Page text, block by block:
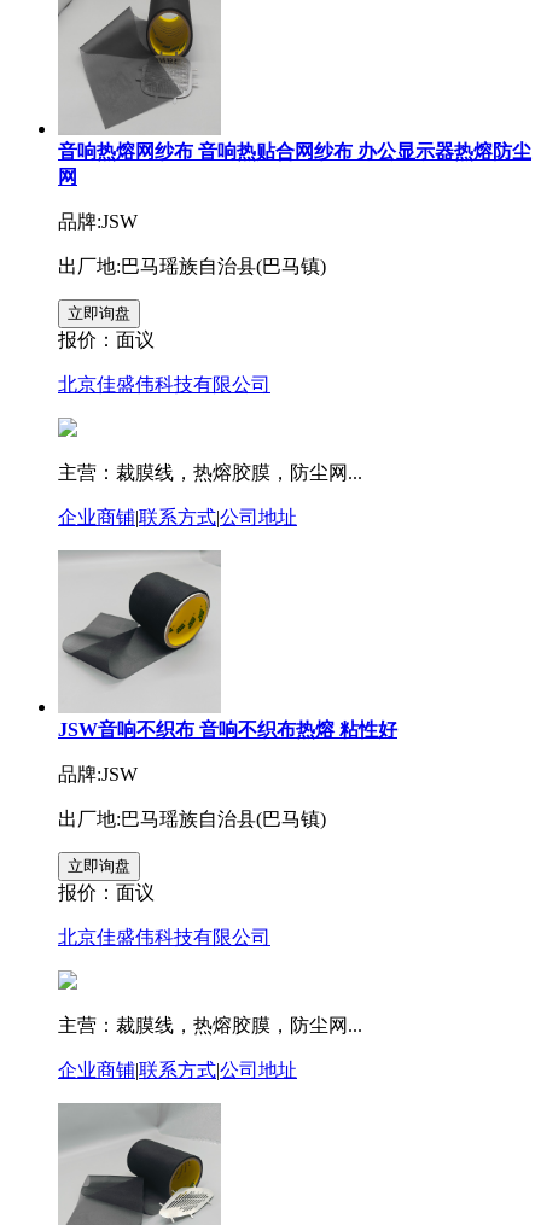
音响热熔网纱布 音响热贴合网纱布 办公显示器热熔防尘
网
品牌:JSW
出厂地:巴马瑶族自治县(巴马镇)
报价： 面议
北京佳盛伟科技有限公司
主营：裁膜线，热熔胶膜，防尘网...
企业商铺|联系方式|公司地址
JSW音响不织布 音响不织布热熔 粘性好
品牌:JSW
出厂地:巴马瑶族自治县(巴马镇)
报价： 面议
北京佳盛伟科技有限公司
主营：裁膜线，热熔胶膜，防尘网...
企业商铺|联系方式|公司地址